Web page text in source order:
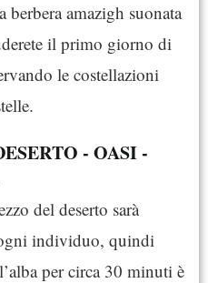
berbera amazigh suonata
il primo giorno di
le costellazioni
- OASI -
del deserto sarà
individuo, quindi
per circa 30 minuti è